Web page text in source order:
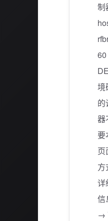
制
境
的
器
要
方
详
信
→